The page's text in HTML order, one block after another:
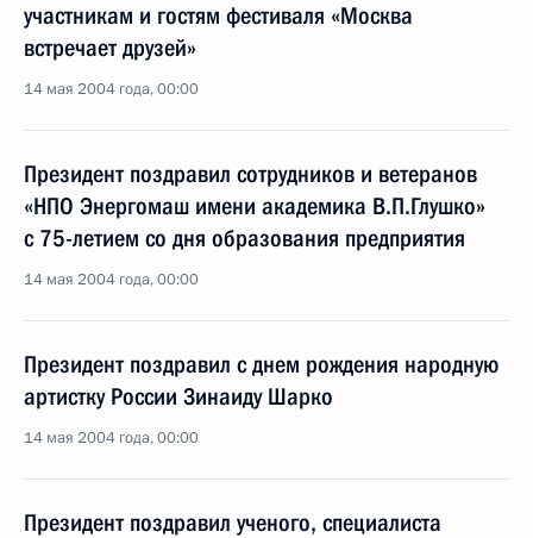
участникам и гостям фестиваля «Москва
встречает друзей»
14 мая 2004 года, 00:00
Президент поздравил сотрудников и ветеранов
«НПО Энергомаш имени академика В.П.Глушко»
с 75-летием со дня образования предприятия
14 мая 2004 года, 00:00
Президент поздравил с днем рождения народную
артистку России Зинаиду Шарко
14 мая 2004 года, 00:00
Президент поздравил ученого, специалиста